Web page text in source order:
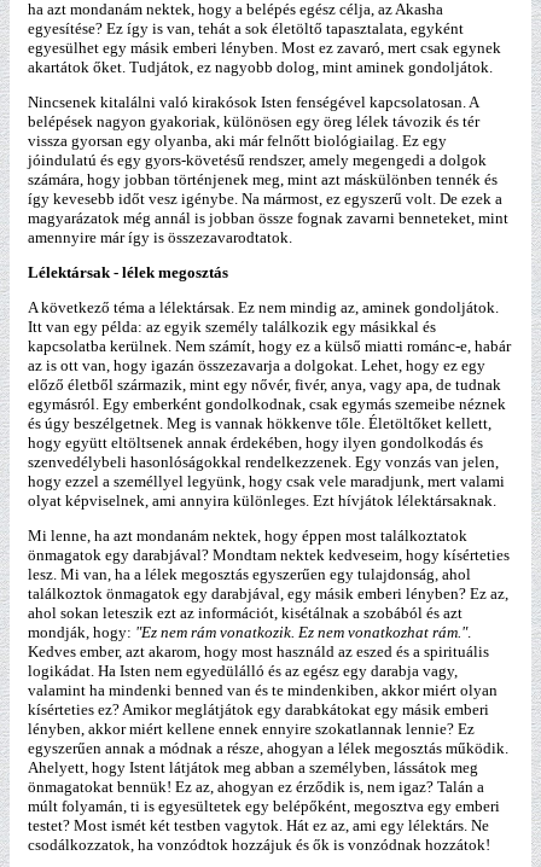
ha azt mondanám nektek, hogy a belépés egész célja, az Akasha
egyesítése? Ez így is van, tehát a sok életöltő tapasztalata, egyként
egyesülhet egy másik emberi lényben. Most ez zavaró, mert csak egynek
akartátok őket. Tudjátok, ez nagyobb dolog, mint aminek gondoljátok.
Nincsenek kitalálni való kirakósok Isten fenségével kapcsolatosan. A
belépések nagyon gyakoriak, különösen egy öreg lélek távozik és tér
vissza gyorsan egy olyanba, aki már felnőtt biológiailag. Ez egy
jóindulatú és egy gyors-követésű rendszer, amely megengedi a dolgok
számára, hogy jobban történjenek meg, mint azt máskülönben tennék és
így kevesebb időt vesz igénybe. Na mármost, ez egyszerű volt. De ezek a
magyarázatok még annál is jobban össze fognak zavarni benneteket, mint
amennyire már így is összezavarodtatok.
Lélektársak - lélek megosztás
A következő téma a lélektársak. Ez nem mindig az, aminek gondoljátok.
Itt van egy példa: az egyik személy találkozik egy másikkal és
kapcsolatba kerülnek. Nem számít, hogy ez a külső miatti románc-e, habár
az is ott van, hogy igazán összezavarja a dolgokat. Lehet, hogy ez egy
előző életből származik, mint egy nővér, fivér, anya, vagy apa, de tudnak
egymásról. Egy emberként gondolkodnak, csak egymás szemeibe néznek
és úgy beszélgetnek. Meg is vannak hökkenve tőle. Életöltőket kellett,
hogy együtt eltöltsenek annak érdekében, hogy ilyen gondolkodás és
szenvedélybeli hasonlóságokkal rendelkezzenek. Egy vonzás van jelen,
hogy ezzel a személlyel legyünk, hogy csak vele maradjunk, mert valami
olyat képviselnek, ami annyira különleges. Ezt hívjátok lélektársaknak.
Mi lenne, ha azt mondanám nektek, hogy éppen most találkoztatok
önmagatok egy darabjával? Mondtam nektek kedveseim, hogy kísérteties
lesz. Mi van, ha a lélek megosztás egyszerűen egy tulajdonság, ahol
találkoztok önmagatok egy darabjával, egy másik emberi lényben? Ez az,
ahol sokan leteszik ezt az információt, kisétálnak a szobából és azt
mondják, hogy: "Ez nem rám vonatkozik. Ez nem vonatkozhat rám.".
Kedves ember, azt akarom, hogy most használd az eszed és a spirituális
logikádat. Ha Isten nem egyedülálló és az egész egy darabja vagy,
valamint ha mindenki benned van és te mindenkiben, akkor miért olyan
kísérteties ez? Amikor meglátjátok egy darabkátokat egy másik emberi
lényben, akkor miért kellene ennek ennyire szokatlannak lennie? Ez
egyszerűen annak a módnak a része, ahogyan a lélek megosztás működik.
Ahelyett, hogy Istent látjátok meg abban a személyben, lássátok meg
önmagatokat bennük! Ez az, ahogyan ez érződik is, nem igaz? Talán a
múlt folyamán, ti is egyesültetek egy belépőként, megosztva egy emberi
testet? Most ismét két testben vagytok. Hát ez az, ami egy lélektárs. Ne
csodálkozzatok, ha vonzódtok hozzájuk és ők is vonzódnak hozzátok!